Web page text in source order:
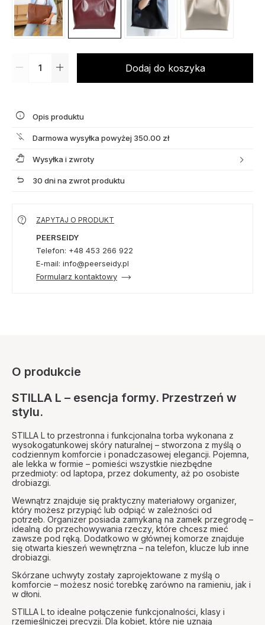
Dodaj do koszyka
Opis produktu
Darmowa wysyłka powyżej 350.00 zł
Wysyłka i zwroty
30 dni na zwrot produktu
ZAPYTAJ O PRODUKT
PEERSEIDY
Telefon: +48 453 266 922
E-mail: info@peerseidy.pl
Formularz kontaktowy
O produkcie
STILLA L – esencja formy. Przestrzeń w
stylu.
STILLA L to przestronna i funkcjonalna torba wykonana z
wysokogatunkowej skóry naturalnej – stworzona z myślą o
codziennym komforcie i ponadczasowej elegancji. Pojemna,
ale lekka w formie – pomieści wszystkie niezbędne
przedmioty: od laptopa, przez dokumenty, aż po osobiste
drobiazgi.
Wewnątrz znajduje się praktyczny materiałowy organizer,
który możesz przypiąć lub odpiąć w zależności od
potrzeb. Organizer posiada zamykaną na zamek przegrodę –
idealną do przechowywania rzeczy, które chcesz mieć
zawsze pod ręką. Dodatkowo w głównej komorze znajduje
się otwarta kieszeń wewnętrzna – na telefon, klucze lub inne
drobiazgi.
Skórzane uchwyty zostały zaprojektowane z myślą o
komforcie – możesz nosić torebkę zarówno na ramieniu, jak i
w dłoni.
STILLA L to idealne połączenie funkcjonalności, klasy i
rzemieślniczej precyzji. Dla kobiet, które nie uznają